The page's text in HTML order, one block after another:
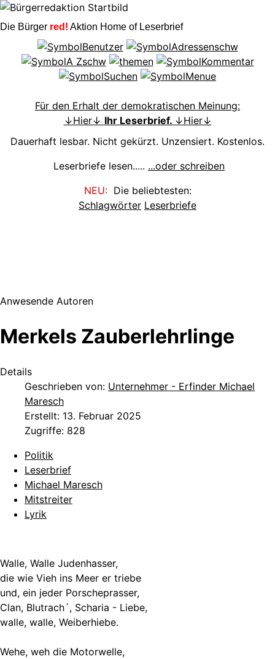
Die Bürger red! Aktion Home of Leserbrief
Für den Erhalt der demokratischen Meinung:
↓Hier↓ Ihr Leserbrief. ↓Hier↓
Dauerhaft lesbar. Nicht gekürzt. Unzensiert. Kostenlos.
Leserbriefe lesen..... ...oder schreiben
NEU:Die beliebtesten:
Schlagwörter Leserbriefe
Anwesende Autoren
Merkels Zauberlehrlinge
Details
Geschrieben von: Unternehmer - Erfinder Michael
Maresch
Erstellt: 13. Februar 2025
Zugriffe: 828
Politik
Leserbrief
Michael Maresch
Mitstreiter
Lyrik
Walle, Walle Judenhasser,
die wie Vieh ins Meer er triebe
und, ein jeder Porscheprasser,
Clan, Blutrach´, Scharia - Liebe,
walle, walle, Weiberhiebe.
Wehe, weh die Motorwelle,